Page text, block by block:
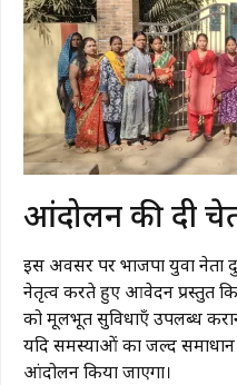
आंदोलन की दी
इस अवसर पर भाजपा युवा नेता
नेतृत्व करते हुए आवेदन प्रस्तुत
को मूलभूत सुविधाएँ उपलब्ध
यदि समस्याओं का जल्द
आंदोलन किया जाएगा।